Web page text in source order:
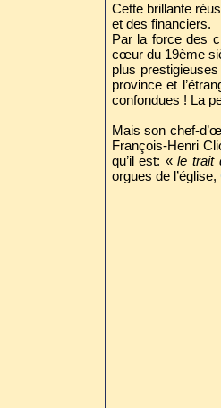
Cette brillante
et des financiers.
Par la force des
cœur du 19ème
plus
province et
confondues ! La
Mais son chef-
François-Henri
qu’il est: «le trait
orgues de l’église,